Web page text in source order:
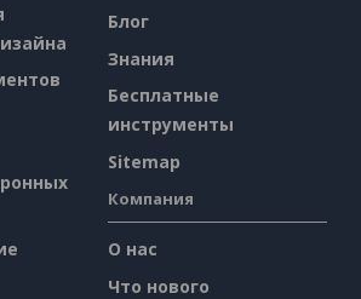
Блог
Знания
Бесплатные
инструменты
Sitemap
Компания
О нас
Что нового